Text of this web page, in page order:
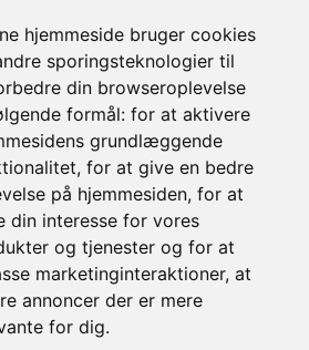
hjemmeside bruger cookies
sporingsteknologier til
din browseroplevelse
formål: for at aktivere
grundlæggende
, for at give en bedre
på hjemmesiden, for at
din interesse for vores
og tjenester og for at
marketinginteraktioner, at
annoncer der er mere
for dig.
LUKKET
12.00 – 18.00
09.00 - 15.00
12.00 - 18.00
10.00 - 17.00